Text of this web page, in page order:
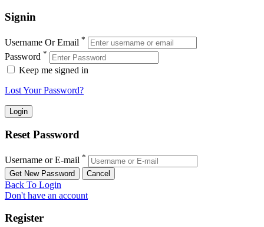
Signin
Username Or Email *
Password *
Keep me signed in
Lost Your Password?
Reset Password
Username or E-mail *
Back To Login
Don't have an account
Register